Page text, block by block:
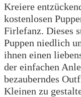
Kreiere
kostenlosen
Firlefanz. Dieses
Puppen niedlich
ihnen einen
der einfachen
bezauberndes
Kleinen zu